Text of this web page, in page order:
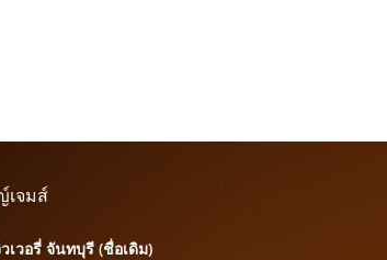
เจมส์
วอรี่ จันทบุรี (ชื่อเดิม)